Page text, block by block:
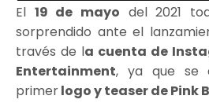
El 19 de mayo del 2021
sorprendido ante el
través de la cuenta de
Entertainment, ya que se
primerlogo y teaser de Pink